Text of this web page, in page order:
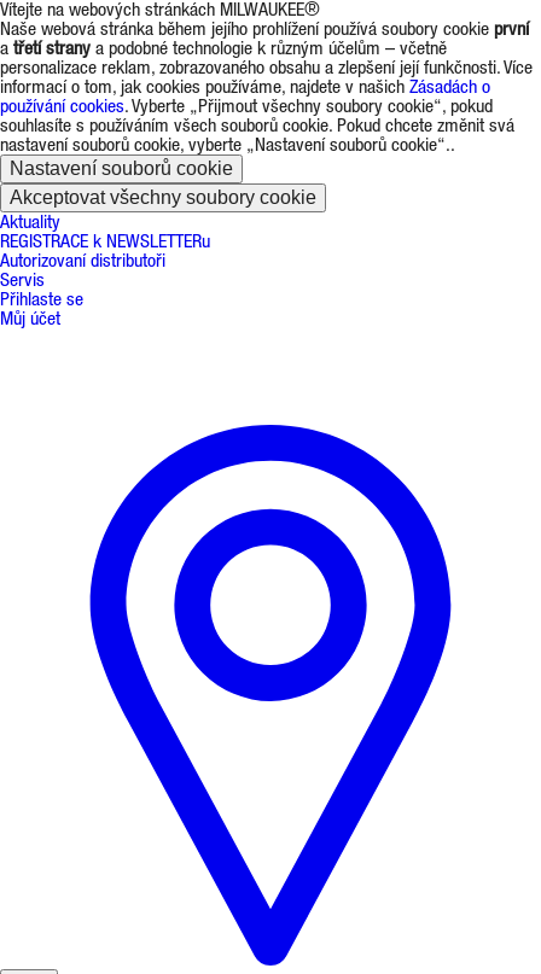
Vítejte na webových stránkách MILWAUKEE®
Naše webová stránka během jejího prohlížení používá soubory cookie první
a třetí strany a podobné technologie k různým účelům – včetně
personalizace reklam, zobrazovaného obsahu a zlepšení její funkčnosti. Více
informací o tom, jak cookies používáme, najdete v našich Zásadách o
používání cookies. Vyberte „Přijmout všechny soubory cookie“, pokud
souhlasíte s používáním všech souborů cookie. Pokud chcete změnit svá
nastavení souborů cookie, vyberte „Nastavení souborů cookie“..
Nastavení souborů cookie
Akceptovat všechny soubory cookie
Aktuality
REGISTRACE k NEWSLETTERu
Autorizovaní distributoři
Servis
Přihlaste se
Můj účet